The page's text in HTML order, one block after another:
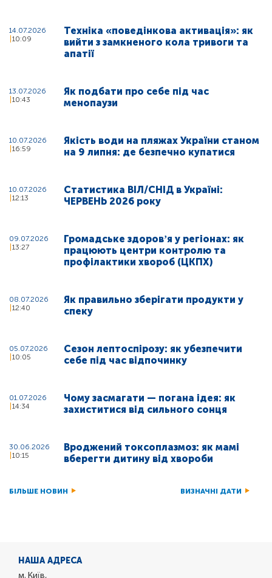
14.07.2026
10:09
Техніка «поведінкова активація»: як
вийти з замкненого кола тривоги та
апатії
13.07.2026
10:43
Як подбати про себе під час
менопаузи
10.07.2026
16:59
Якість води на пляжах України станом
на 9 липня: де безпечно купатися
10.07.2026
12:13
Статистика ВІЛ/СНІД в Україні:
ЧЕРВЕНЬ 2026 року
09.07.2026
13:27
Громадське здоровʼя у регіонах: як
працюють центри контролю та
профілактики хвороб (ЦКПХ)
08.07.2026
12:40
Як правильно зберігати продукти у
спеку
05.07.2026
10:05
Сезон лептоспірозу: як убезпечити
себе під час відпочинку
01.07.2026
14:34
Чому засмагати — погана ідея: як
захиститися від сильного сонця
30.06.2026
10:15
Вроджений токсоплазмоз: як мамі
вберегти дитину від хвороби
БІЛЬШЕ НОВИН ВИЗНАЧНІ ДАТИ
НАША АДРЕСА
м. Київ,